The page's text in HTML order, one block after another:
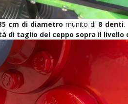
cm di diametro munito di 8 denti.
di taglio del ceppo sopra il livello